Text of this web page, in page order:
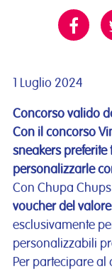
1 Luglio 2024
Concorso valido
Con il concorso
sneakers preferite
personalizzarle
Con Chupa
voucher del
esclusivamente
personalizzabili
Per partecipare al